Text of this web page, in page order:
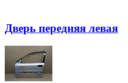
Дверь передняя левая